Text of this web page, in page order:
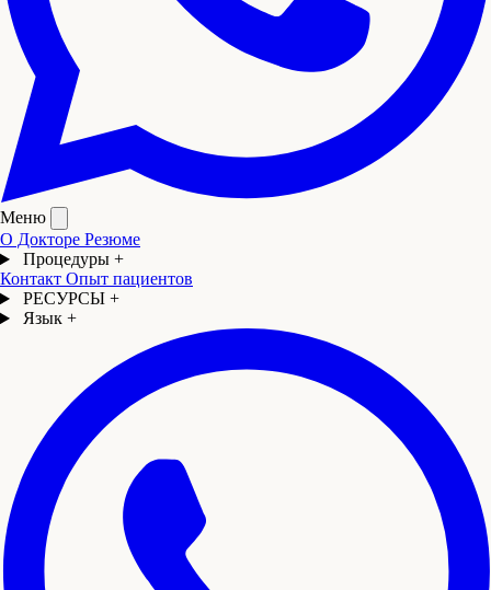
Меню
О Докторе Резюме
Процедуры +
Контакт Опыт пациентов
РЕСУРСЫ +
Язык +